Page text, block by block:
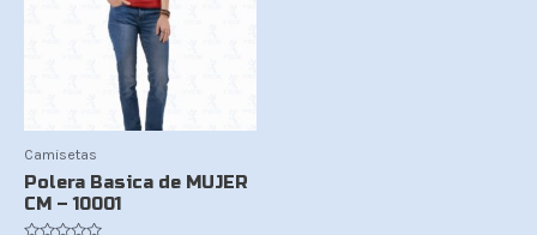
Camisetas
Polera Basica de MUJER
CM – 10001